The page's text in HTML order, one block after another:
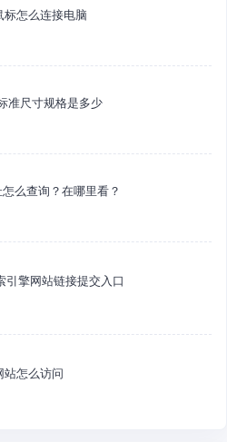
标怎么连接电脑
准尺寸规格是多少
么查询？在哪里看？
引擎网站链接提交入口
站怎么访问